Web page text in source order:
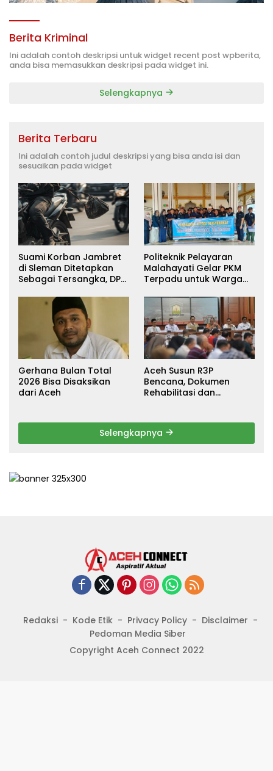
Berita Kriminal
Ini adalah contoh deskripsi untuk widget recent post wpberita,
anda bisa memasukkan deskripsi pada widget ini.
Selengkapnya
Berita Terbaru
Ini adalah contoh judul deskripsi yang bisa anda isi dan
sesuaikan pada widget
Suami Korban Jambret
di Sleman Ditetapkan
Sebagai Tersangka, DPR
Keadilan
Politeknik Pelayaran
Malahayati Gelar PKM
Terpadu untuk Warga
Pidie Jaya
Gerhana Bulan Total
2026 Bisa Disaksikan
dari Aceh
Aceh Susun R3P
Bencana, Dokumen
Rehabilitasi dan
Selengkapnya
Redaksi Kode Etik Privacy Policy
Disclaimer
Pedoman Media Siber
Copyright Aceh Connect 2022